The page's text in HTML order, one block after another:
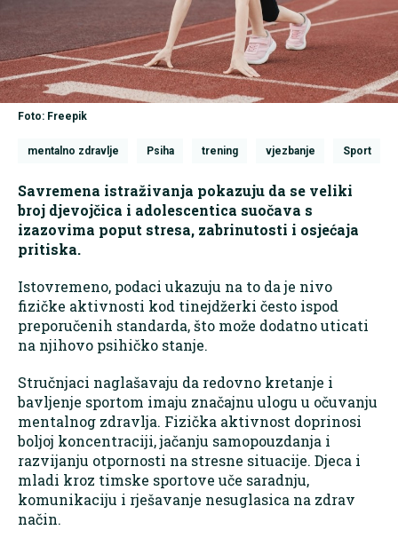
Foto: Freepik
mentalno zdravlje Psiha trening vjezbanje Sport
Savremena istraživanja pokazuju da se veliki
broj djevojčica i adolescentica suočava s
izazovima poput stresa, zabrinutosti i osjećaja
pritiska.
Istovremeno, podaci ukazuju na to da je nivo
fizičke aktivnosti kod tinejdžerki često ispod
preporučenih standarda, što može dodatno uticati
na njihovo psihičko stanje.
Stručnjaci naglašavaju da redovno kretanje i
bavljenje sportom imaju značajnu ulogu u očuvanju
mentalnog zdravlja. Fizička aktivnost doprinosi
boljoj koncentraciji, jačanju samopouzdanja i
razvijanju otpornosti na stresne situacije. Djeca i
mladi kroz timske sportove uče saradnju,
komunikaciju i rješavanje nesuglasica na zdrav
način.